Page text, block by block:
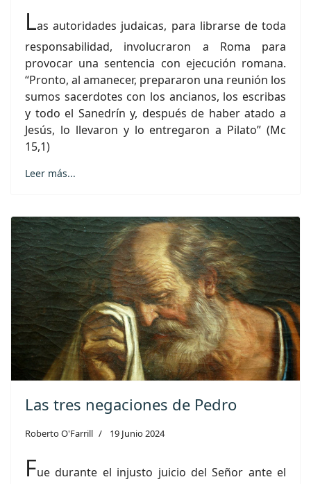
Las autoridades judaicas, para librarse de toda
responsabilidad, involucraron a Roma para
provocar una sentencia con ejecución romana.
“Pronto, al amanecer, prepararon una reunión los
sumos sacerdotes con los ancianos, los escribas
y todo el Sanedrín y, después de haber atado a
Jesús, lo llevaron y lo entregaron a Pilato” (Mc
15,1)
Leer más...
Las tres negaciones de Pedro
Roberto O'Farrill 19 Junio 2024
Fue durante el injusto juicio del Señor ante el